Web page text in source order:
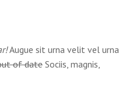
Augue sit urna velit vel urna
of date Sociis, magnis,